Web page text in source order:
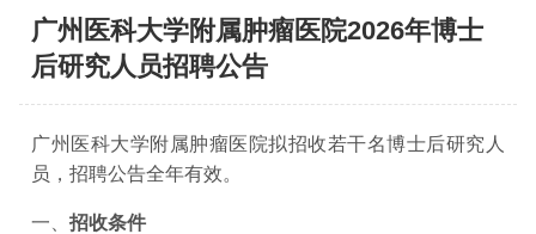
广州医科大学附属肿瘤医院2026年博士
后研究人员招聘公告
广州医科大学附属肿瘤医院拟招收若干名博士后研究人
员，招聘公告全年有效。
一、 招收条件